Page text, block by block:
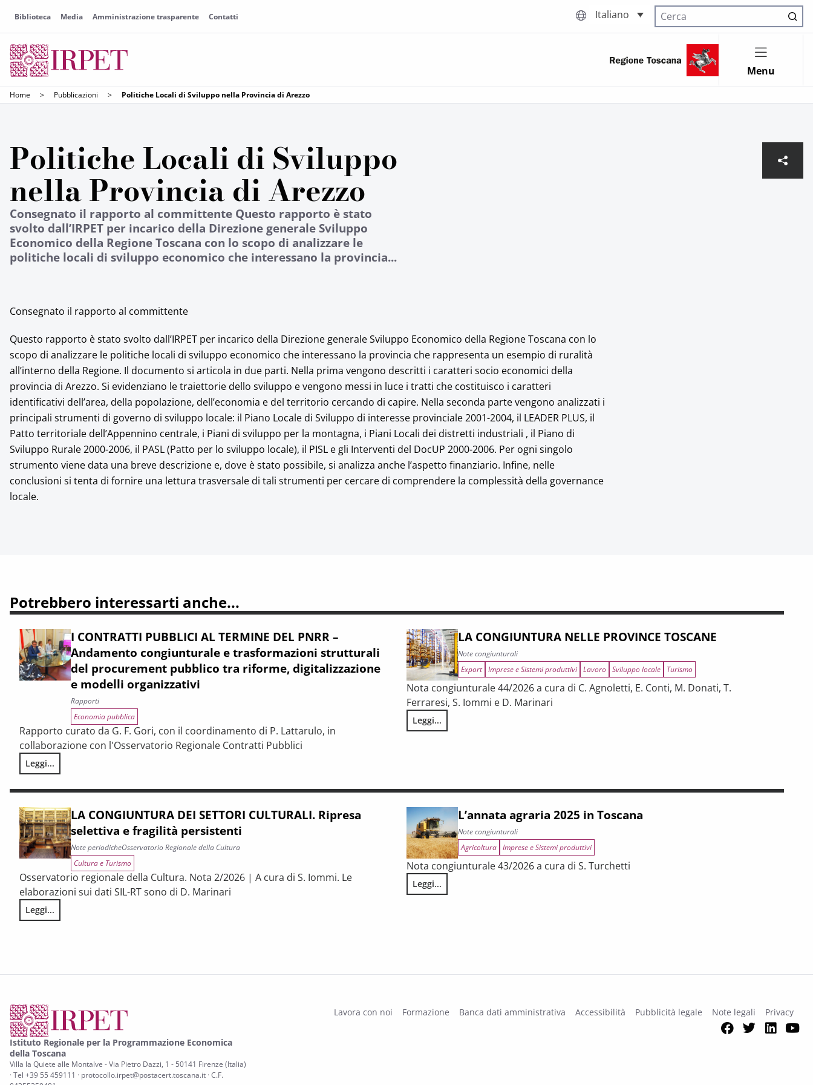
Biblioteca Media Amministrazione trasparente Contatti Italiano
Cerca nel sito
Menu
Home > Pubblicazioni > Politiche Locali di Sviluppo nella Provincia di Arezzo
Politiche Locali di Sviluppo
nella Provincia di Arezzo
Consegnato il rapporto al committente Questo rapporto è stato
svolto dall’IRPET per incarico della Direzione generale Sviluppo
Economico della Regione Toscana con lo scopo di analizzare le
politiche locali di sviluppo economico che interessano la provincia...
Consegnato il rapporto al committente
Questo rapporto è stato svolto dall’IRPET per incarico della Direzione generale Sviluppo Economico della Regione Toscana con lo
scopo di analizzare le politiche locali di sviluppo economico che interessano la provincia che rappresenta un esempio di ruralità
all’interno della Regione. Il documento si articola in due parti. Nella prima vengono descritti i caratteri socio economici della
provincia di Arezzo. Si evidenziano le traiettorie dello sviluppo e vengono messi in luce i tratti che costituisco i caratteri
identificativi dell’area, della popolazione, dell’economia e del territorio cercando di capire. Nella seconda parte vengono analizzati i
principali strumenti di governo di sviluppo locale: il Piano Locale di Sviluppo di interesse provinciale 2001-2004, il LEADER PLUS, il
Patto territoriale dell’Appennino centrale, i Piani di sviluppo per la montagna, i Piani Locali dei distretti industriali , il Piano di
Sviluppo Rurale 2000-2006, il PASL (Patto per lo sviluppo locale), il PISL e gli Interventi del DocUP 2000-2006. Per ogni singolo
strumento viene data una breve descrizione e, dove è stato possibile, si analizza anche l’aspetto finanziario. Infine, nelle
conclusioni si tenta di fornire una lettura trasversale di tali strumenti per cercare di comprendere la complessità della governance
locale.
Potrebbero interessarti anche...
I CONTRATTI PUBBLICI AL TERMINE DEL PNRR –
Andamento congiunturale e trasformazioni strutturali
del procurement pubblico tra riforme, digitalizzazione
e modelli organizzativi
Rapporti
Economia pubblica
Rapporto curato da G. F. Gori, con il coordinamento di P. Lattarulo, in
collaborazione con l'Osservatorio Regionale Contratti Pubblici
Leggi...
I CONTRATTI PUBBLICI AL TERMINE DEL PNRR – Andamento congiunturale e trasformazioni strutturali del procurement pubblico tra riforme, digitalizzazione e modelli organizzativi
LA CONGIUNTURA NELLE PROVINCE TOSCANE
Note congiunturali
Export Imprese e Sistemi produttivi Lavoro Sviluppo locale Turismo
Nota congiunturale 44/2026 a cura di C. Agnoletti, E. Conti, M. Donati, T.
Ferraresi, S. Iommi e D. Marinari
Leggi...
LA CONGIUNTURA NELLE PROVINCE TOSCANE
LA CONGIUNTURA DEI SETTORI CULTURALI. Ripresa
selettiva e fragilità persistenti
Note periodicheOsservatorio Regionale della Cultura
Cultura e Turismo
Osservatorio regionale della Cultura. Nota 2/2026 | A cura di S. Iommi. Le
elaborazioni sui dati SIL-RT sono di D. Marinari
Leggi...
LA CONGIUNTURA DEI SETTORI CULTURALI. Ripresa selettiva e fragilità persistenti
L’annata agraria 2025 in Toscana
Note congiunturali
Agricoltura Imprese e Sistemi produttivi
Nota congiunturale 43/2026 a cura di S. Turchetti
Leggi...
L’annata agraria 2025 in Toscana
Istituto Regionale per la Programmazione Economica
della Toscana
Villa la Quiete alle Montalve - Via Pietro Dazzi, 1 - 50141 Firenze (Italia)
· Tel +39 55 459111 · protocollo.irpet@postacert.toscana.it · C.F.
Lavora con noi Formazione Banca dati amministrativa Accessibilità Pubblicità legale Note legali Privacy
Facebook
Twitter